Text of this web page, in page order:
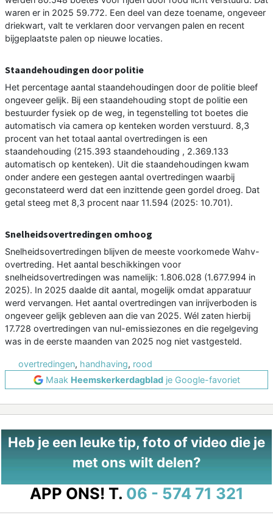
waren er in 2025 59.772. Een deel van deze toename, ongeveer
driekwart, valt te verklaren door vervangen palen en recent
bijgeplaatste palen op nieuwe locaties.
Staandehoudingen door politie
Het percentage aantal staandehoudingen door de politie bleef
ongeveer gelijk. Bij een staandehouding stopt de politie een
bestuurder fysiek op de weg, in tegenstelling tot boetes die
automatisch via camera op kenteken worden verstuurd. 8,3
procent van het totaal aantal overtredingen is een
staandehouding (215.393 staandehouding , 2.369.133
automatisch op kenteken). Uit die staandehoudingen kwam
onder andere een gestegen aantal overtredingen waarbij
geconstateerd werd dat een inzittende geen gordel droeg. Dat
getal steeg met 8,3 procent naar 11.594 (2025: 10.701).
Snelheidsovertredingen omhoog
Snelheidsovertredingen blijven de meeste voorkomede Wahv-
overtreding. Het aantal beschikkingen voor
snelheidsovertredingen was namelijk: 1.806.028 (1.677.994 in
2025). In 2025 daalde dit aantal, mogelijk omdat apparatuur
werd vervangen. Het aantal overtredingen van inrijverboden is
ongeveer gelijk gebleven aan die van 2025. Wél zaten hierbij
17.728 overtredingen van nul-emissiezones en die regelgeving
was in de eerste maanden van 2025 nog niet vastgesteld.
overtredingen, handhaving, rood
Maak Heemskerkerdagbladje Google-favoriet
Heb je een leuke tip, foto of video die je
met ons wilt delen?
APP ONS! T. 06 - 574 71 321